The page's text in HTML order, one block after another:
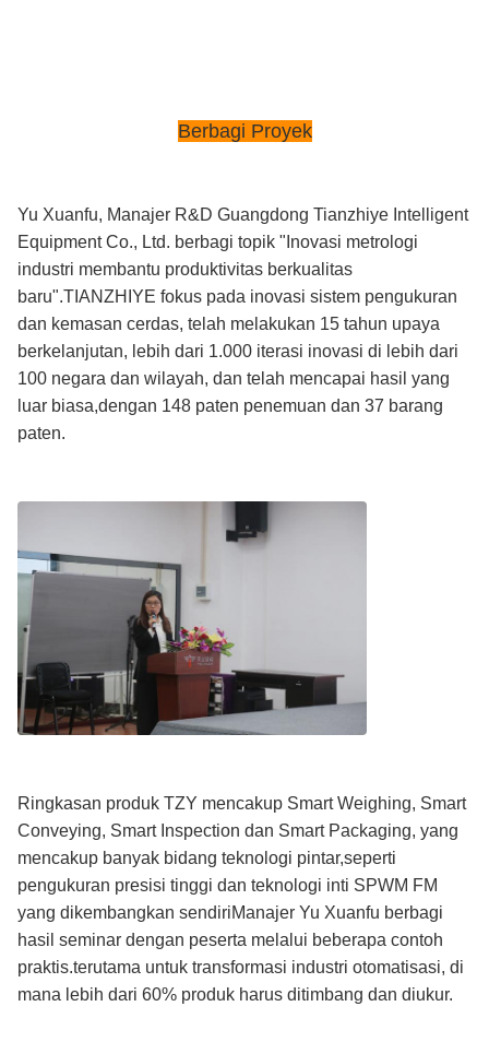
Berbagi Proyek
Yu Xuanfu, Manajer R&D Guangdong Tianzhiye Intelligent
Equipment Co., Ltd. berbagi topik "Inovasi metrologi
industri membantu produktivitas berkualitas
baru".TIANZHIYE fokus pada inovasi sistem pengukuran
dan kemasan cerdas, telah melakukan 15 tahun upaya
berkelanjutan, lebih dari 1.000 iterasi inovasi di lebih dari
100 negara dan wilayah, dan telah mencapai hasil yang
luar biasa,dengan 148 paten penemuan dan 37 barang
paten.
Ringkasan produk TZY mencakup Smart Weighing, Smart
Conveying, Smart Inspection dan Smart Packaging, yang
mencakup banyak bidang teknologi pintar,seperti
pengukuran presisi tinggi dan teknologi inti SPWM FM
yang dikembangkan sendiriManajer Yu Xuanfu berbagi
hasil seminar dengan peserta melalui beberapa contoh
praktis.terutama untuk transformasi industri otomatisasi, di
mana lebih dari 60% produk harus ditimbang dan diukur.